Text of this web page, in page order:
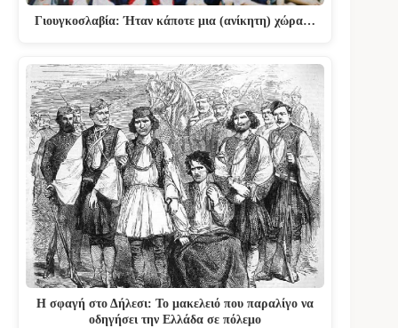
Γιουγκοσλαβία: Ήταν κάποτε μια (ανίκητη) χώρα…
Η σφαγή στο Δήλεσι: Το μακελειό που παραλίγο να
οδηγήσει την Ελλάδα σε πόλεμο